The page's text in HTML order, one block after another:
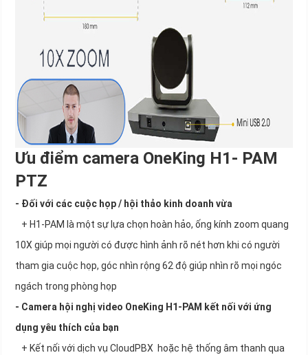
Ưu điểm camera OneKing H1- PAM
PTZ
- Đối với các cuộc họp / hội thảo kinh doanh vừa
+ H1-PAM là một sự lựa chọn hoàn hảo, ống kính zoom quang
10X giúp mọi người có được hình ảnh rõ nét hơn khi có người
tham gia cuộc họp, góc nhìn rộng 62 độ giúp nhìn rõ mọi ngóc
ngách trong phòng họp
- Camera hội nghị video OneKing H1-PAM kết nối với ứng
dụng yêu thích của bạn
+ Kết nối với dịch vụ CloudPBX hoặc hệ thống âm thanh qua